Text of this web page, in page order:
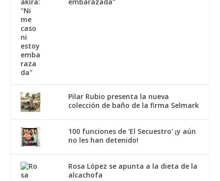
Pilar Rubio presenta la nueva
colección de baño de la firma Selmark
100 funciones de 'El Secuestro' ¡y aún
no les han detenido!
Rosa López se apunta a la dieta de la
alcachofa